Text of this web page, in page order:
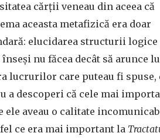
cărții veneau din aceea că
aceasta metafizică era doar
elucidarea structurii logice
nu făcea decât să arunce
lucrurilor care puteau fi spuse,
a descoperi că cele mai
ele aveau o calitate
ce era mai important la